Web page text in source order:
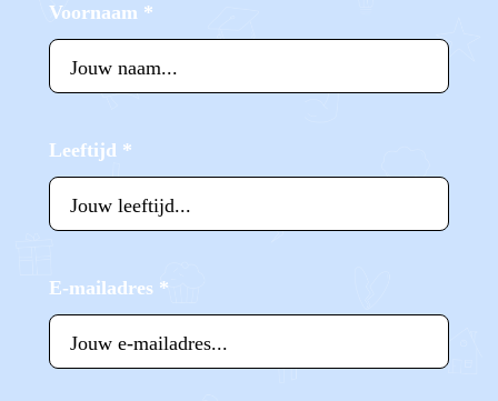
Voornaam *
Leeftijd *
E-mailadres *